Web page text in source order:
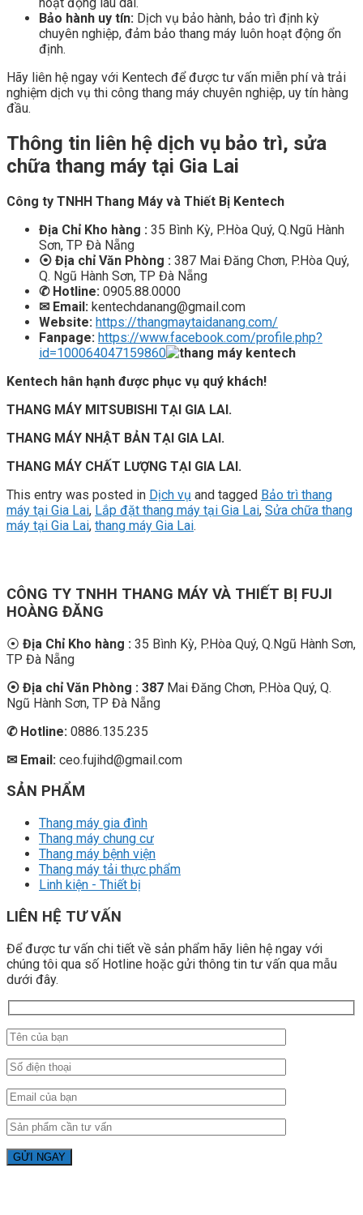
hoạt động lâu dài.
Bảo hành uy tín: Dịch vụ bảo hành, bảo trì định kỳ
chuyên nghiệp, đảm bảo thang máy luôn hoạt động ổn
định.
Hãy liên hệ ngay với Kentech để được tư vấn miễn phí và trải
nghiệm dịch vụ thi công thang máy chuyên nghiệp, uy tín hàng
đầu.
Thông tin liên hệ dịch vụ bảo trì, sửa
chữa thang máy tại Gia Lai
Công ty TNHH Thang Máy và Thiết Bị Kentech
Địa Chỉ Kho hàng : 35 Bình Kỳ, P.Hòa Quý, Q.Ngũ Hành
Sơn, TP Đà Nẵng
⦿ Địa chỉ Văn Phòng : 387 Mai Đăng Chơn, P.Hòa Quý,
Q. Ngũ Hành Sơn, TP Đà Nẵng
✆Hotline: 0905.88.0000
✉ Email: kentechdanang@gmail.com
Website: https://thangmaytaidanang.com/
Fanpage: https://www.facebook.com/profile.php?
id=100064047159860
Kentech hân hạnh được phục vụ quý khách!
THANG MÁY MITSUBISHI TẠI GIA LAI.
THANG MÁY NHẬT BẢN TẠI GIA LAI.
THANG MÁY CHẤT LƯỢNG TẠI GIA LAI.
This entry was posted in Dịch vụ and tagged Bảo trì thang
máy tại Gia Lai, Lắp đặt thang máy tại Gia Lai, Sửa chữa thang
máy tại Gia Lai, thang máy Gia Lai.
CÔNG TY TNHH THANG MÁY VÀ THIẾT BỊ FUJI
HOÀNG ĐĂNG
⦿ Địa Chỉ Kho hàng : 35 Bình Kỳ, P.Hòa Quý, Q.Ngũ Hành Sơn,
TP Đà Nẵng
⦿ Địa chỉ Văn Phòng : 387 Mai Đăng Chơn, P.Hòa Quý, Q.
Ngũ Hành Sơn, TP Đà Nẵng
✆Hotline: 0886.135.235
✉ Email: ceo.fujihd@gmail.com
SẢN PHẨM
Thang máy gia đình
Thang máy chung cư
Thang máy bệnh viện
Thang máy tải thực phẩm
Linh kiện - Thiết bị
LIÊN HỆ TƯ VẤN
Để được tư vấn chi tiết về sản phẩm hãy liên hệ ngay với
chúng tôi qua số Hotline hoặc gửi thông tin tư vấn qua mẫu
dưới đây.